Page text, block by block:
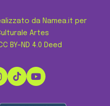
da Namea.it per
Artes
BY-ND 4.0 Deed